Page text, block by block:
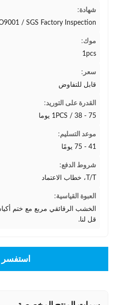
شهادة:
/ SGS Factory Inspection
موك:
1pcs
سعر:
قابل للتفاوض
القدرة على التوريد:
1PCS / 38 - 75 يوما
موعد التسليم:
41 - 75 يومًا
شروط الدفع:
T/T، خطاب الاعتماد
العبوة القياسية:
الخشب الرقائقي مربع مع ختم
قل لنا.
استفسر